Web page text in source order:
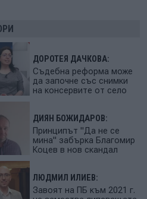
ДОРОТЕЯ ДАЧКОВА:
Съдебна реформа може
да започне със снимки
на консервите от село
ДИЯН БОЖИДАРОВ:
Принципът "Да не се
мина" забърка Благомир
Коцев в нов скандал
ЛЮДМИЛ ИЛИЕВ:
Завоят на ПБ към 2021 г.